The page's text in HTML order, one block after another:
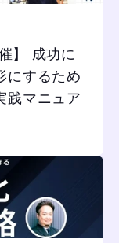
】 成功に
にするため
践マニュア